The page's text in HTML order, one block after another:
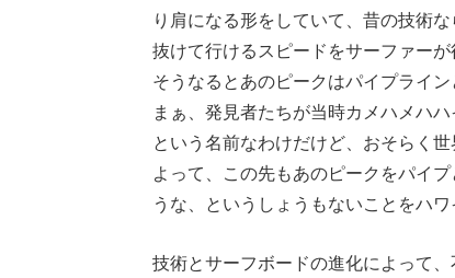
り肩になる形をしていて、昔の技術
抜けて行けるスピードをサーファーが
そうなるとあのピークはパイプライ
まぁ、発見者たちが当時カメハメハ
という名前なわけだけど、おそらく
よって、この先もあのピークをパイ
うな、というしょうもないことをハワ
技術とサーフボードの進化によって